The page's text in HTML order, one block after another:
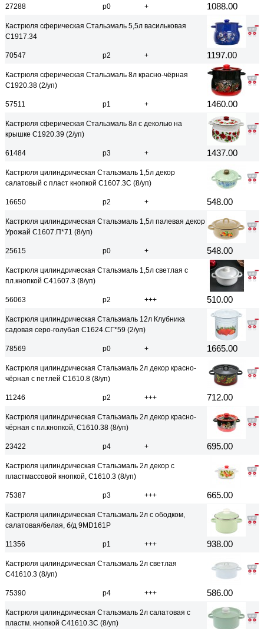
27288 р0 + 1088.00
Кастрюля сферическая Стальэмаль 5,5л васильковая
С1917.34
70547 р2 + 1197.00
Кастрюля сферическая Стальэмаль 8л красно-чёрная
С1920.38 (2/уп)
57511 р1 + 1460.00
Кастрюля сферическая Стальэмаль 8л с деколью на
крышке С1920.39 (2/уп)
61484 р3 + 1437.00
Кастрюля цилиндрическая Стальэмаль 1,5л декор
салатовый с пласт кнопкой С1607.3С (8/уп)
16650 р2 + 548.00
Кастрюля цилиндрическая Стальэмаль 1,5л палевая декор
Урожай С1607.П*71 (8/уп)
25615 р0 + 548.00
Кастрюля цилиндрическая Стальэмаль 1,5л светлая с
пл.кнопкой С41607.3 (8/уп)
56063 р2 +++ 510.00
Кастрюля цилиндрическая Стальэмаль 12л Клубника
садовая серо-голубая С1624.СГ*59 (2/уп)
78569 р0 + 1665.00
Кастрюля цилиндрическая Стальэмаль 2л декор красно-
чёрная с петлей С1610.8 (8/уп)
11246 р2 +++ 712.00
Кастрюля цилиндрическая Стальэмаль 2л декор красно-
чёрная с пл.кнопкой, С1610.38 (8/уп)
23422 р4 + 695.00
Кастрюля цилиндрическая Стальэмаль 2л декор с
пластмассовой кнопкой, С1610.3 (8/уп)
75387 р3 +++ 665.00
Кастрюля цилиндрическая Стальэмаль 2л с ободком,
салатовая/белая, б/д 9MD161P
11356 р1 +++ 938.00
Кастрюля цилиндрическая Стальэмаль 2л светлая
С41610.3 (8/уп)
75390 р4 +++ 586.00
Кастрюля цилиндрическая Стальэмаль 2л салатовая с
пластм. кнопкой С41610.3С (8/уп)